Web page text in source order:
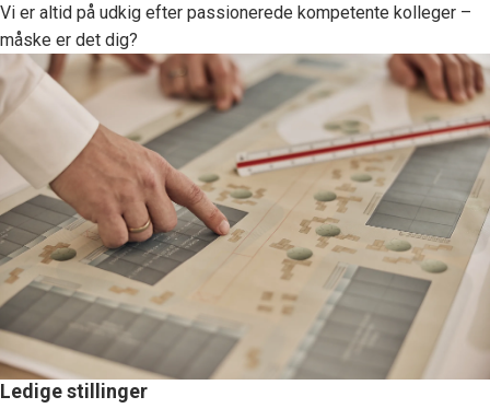
Vi er altid på udkig efter passionerede kompetente kolleger –
måske er det dig?
Ledige stillinger